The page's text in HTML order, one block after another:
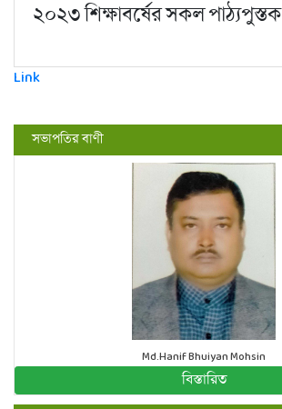
২০২৩ শিক্ষাবর্ষের সকল পাঠ্যপুস্তক
Link
সভাপতির বাণী
Md.Hanif Bhuiyan Mohsin
বিস্তারিত